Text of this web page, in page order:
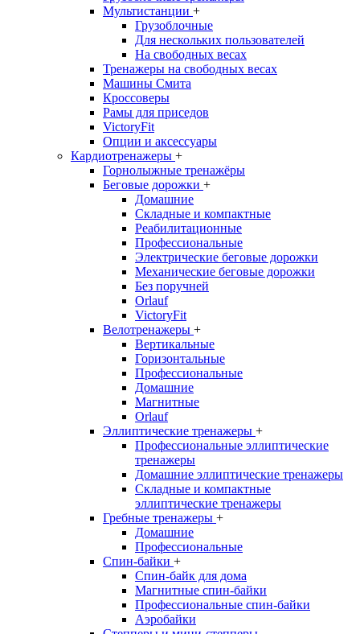
Мультистанции +
Грузоблочные
Для нескольких пользователей
На свободных весах
Тренажеры на свободных весах
Машины Смита
Кроссоверы
Рамы для приседов
VictoryFit
Опции и аксессуары
Кардиотренажеры +
Горнолыжные тренажёры
Беговые дорожки +
Домашние
Складные и компактные
Реабилитационные
Профессиональные
Электрические беговые дорожки
Механические беговые дорожки
Без поручней
Orlauf
VictoryFit
Велотренажеры +
Вертикальные
Горизонтальные
Профессиональные
Домашние
Магнитные
Orlauf
Эллиптические тренажеры +
Профессиональные эллиптические
тренажеры
Домашние эллиптические тренажеры
Складные и компактные
эллиптические тренажеры
Гребные тренажеры +
Домашние
Профессиональные
Спин-байки +
Спин-байк для дома
Магнитные спин-байки
Профессиональные спин-байки
Аэробайки